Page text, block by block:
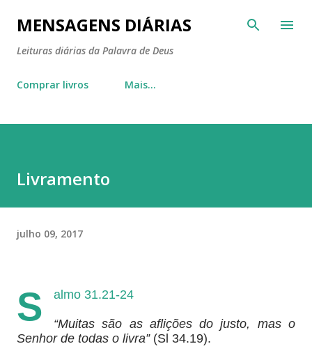
Pular para o conteúdo principal
MENSAGENS DIÁRIAS
Leituras diárias da Palavra de Deus
Comprar livros Mais…
Livramento
julho 09, 2017
S almo 31.21-24
“Muitas são as aflições do justo, mas o
Senhor de todas o livra” (Sl 34.19).